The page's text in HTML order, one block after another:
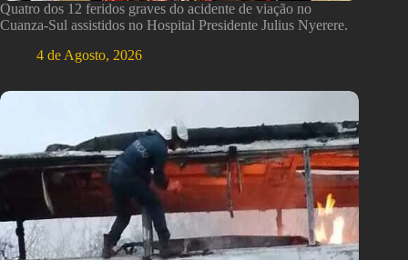
Quatro dos 12 feridos graves do acidente de viação no
Cuanza-Sul assistidos no Hospital Presidente Julius Nyerere.
4 de Agosto, 2026